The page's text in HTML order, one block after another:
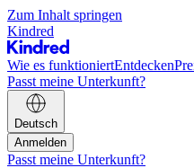
Zum Inhalt springen
Kindred
Wie es funktioniertEntdecken
Passt meine Unterkunft?
Deutsch
Anmelden
Passt meine Unterkunft?